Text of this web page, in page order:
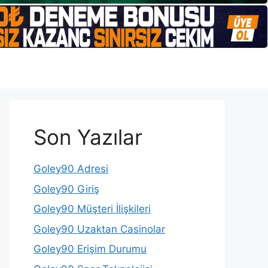
Son Yazılar
Goley90 Adresi
Goley90 Giriş
Goley90 Müşteri İlişkileri
Goley90 Uzaktan Casinolar
Goley90 Erişim Durumu